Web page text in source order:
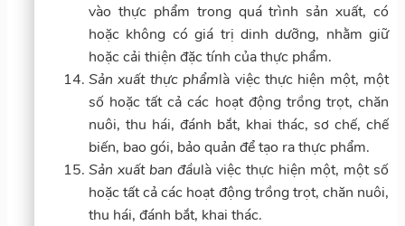
vào thực phẩm trong quá trình sản xuất, có
hoặc không có giá trị dinh dưỡng, nhằm giữ
hoặc cải thiện đặc tính của thực phẩm.
Sản xuất thực phẩmlà việc thực hiện một, một
số hoặc tất cả các hoạt động trồng trọt, chăn
nuôi, thu hái, đánh bắt, khai thác, sơ chế, chế
biến, bao gói, bảo quản để tạo ra thực phẩm.
Sản xuất ban đầulà việc thực hiện một, một số
hoặc tất cả các hoạt động trồng trọt, chăn nuôi,
thu hái, đánh bắt, khai thác.